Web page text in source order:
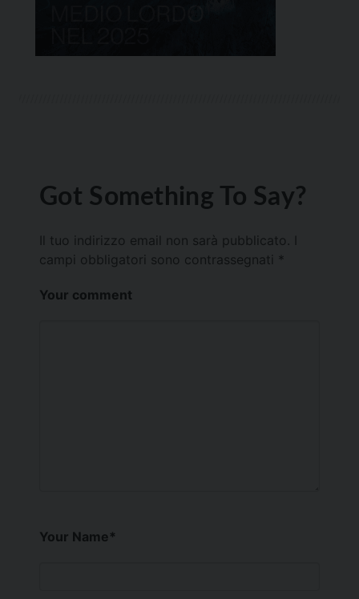
Got Something To Say?
Il tuo indirizzo email non sarà pubblicato.
campi obbligatori sono contrassegnati *
Your comment
Your Name*